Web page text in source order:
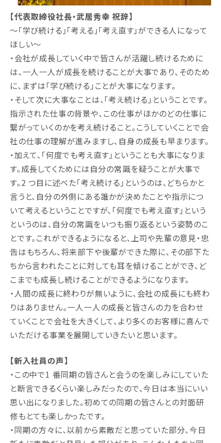
【代表取締役社⻑・武居秀幸 祝辞】
〜「学び続ける」「考える」「考え直す」ができる人になって
ほしい〜
・会社が成⻑していく中で皆さんが活躍し続けるために
は、一人一人が成⻑を続けることが大事であり、そのため
に、まずは「学び続ける」ことが大事になります。
・そして次に大事なことは、「考え続ける」ということです。
指示された仕事の背景や、この仕事がほかのどの仕事に
繋がっていくのかを考え続けること。こうしていくことで会
社の仕事の理解が進みますし、自身の成⻑も早まります。
・加えて、「何度でも考え直す」ということも大事になりま
す。成⻑してくためには自分の常識を疑うことが大事で
す。2 つ目に述べた「考え続ける」というのは、どちらかと
⾔うと、自分の外側にある誰かが決めたことや指示につ
いて考えるということですが、「何度でも考え直す」という
というのは、自分の常識をいつも振り返るという姿勢のこ
とです。これができるようになると、上司や先輩の意⾒・忠
告はもちろん、将来部下や後輩ができた際に、その部下た
ちから⾔われたことに対しても耳を傾けることができ、ど
こまでも成⻑し続けることができるようになります。
・人間の成⻑に終わりが無いように、会社の成⻑にも終わ
りはありません。一人一人の成⻑と皆さんの⼒を合わせ
ていくことで会社を大きくして、より多くのお客様に喜んで
いただける事業を展開していきたいと思います。
【新入社員の声】
・この中で1 番同期の皆さんと会うのを楽しみにしていた
と断⾔できるくらい楽しみだったので、今日は本当にいい
思い出になりました。初めての同期の皆さんとの対面研
修もとても楽しかったです。
・同期の⽅々に、以前から素敵だと思っていた部分、今日